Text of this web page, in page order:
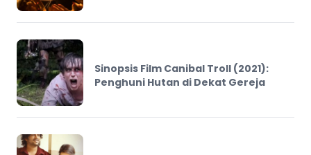
Sinopsis Film Canibal Troll (2021):
Penghuni Hutan di Dekat Gereja